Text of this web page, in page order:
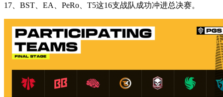
17、BST、EA、PeRo、T5这16支战队成功冲进总决赛。